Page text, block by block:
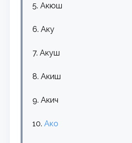
5. Акюш
6. Аку
7. Акуш
8. Акиш
9. Акич
10.Ако